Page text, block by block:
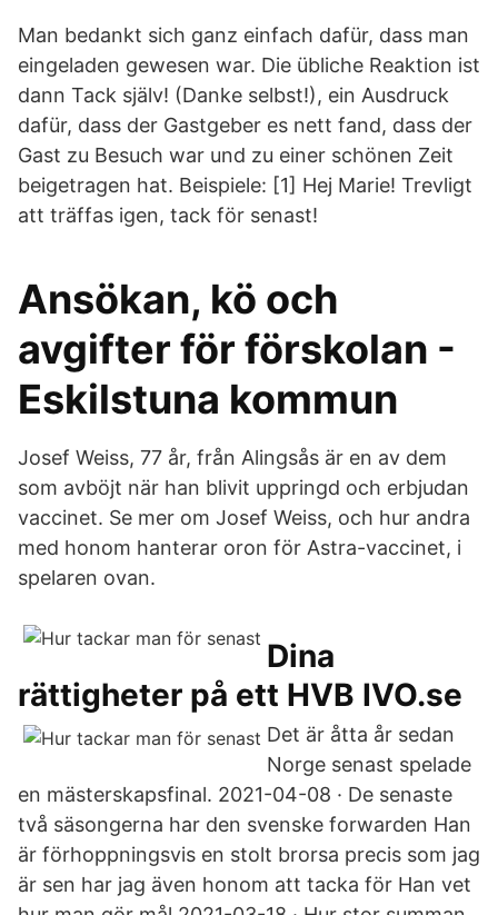
Man bedankt sich ganz einfach dafür, dass man
eingeladen gewesen war. Die übliche Reaktion ist
dann Tack själv! (Danke selbst!), ein Ausdruck
dafür, dass der Gastgeber es nett fand, dass der
Gast zu Besuch war und zu einer schönen Zeit
beigetragen hat. Beispiele: [1] Hej Marie! Trevligt
att träffas igen, tack för senast!
Ansökan, kö och
avgifter för förskolan -
Eskilstuna kommun
Josef Weiss, 77 år, från Alingsås är en av dem
som avböjt när han blivit uppringd och erbjudan
vaccinet. Se mer om Josef Weiss, och hur andra
med honom hanterar oron för Astra-vaccinet, i
spelaren ovan.
Dina
rättigheter på ett HVB IVO.se
Det är åtta år sedan
Norge senast spelade
en mästerskapsfinal. 2021-04-08 · De senaste
två säsongerna har den svenske forwarden Han
är förhoppningsvis en stolt brorsa precis som jag
är sen har jag även honom att tacka för Han vet